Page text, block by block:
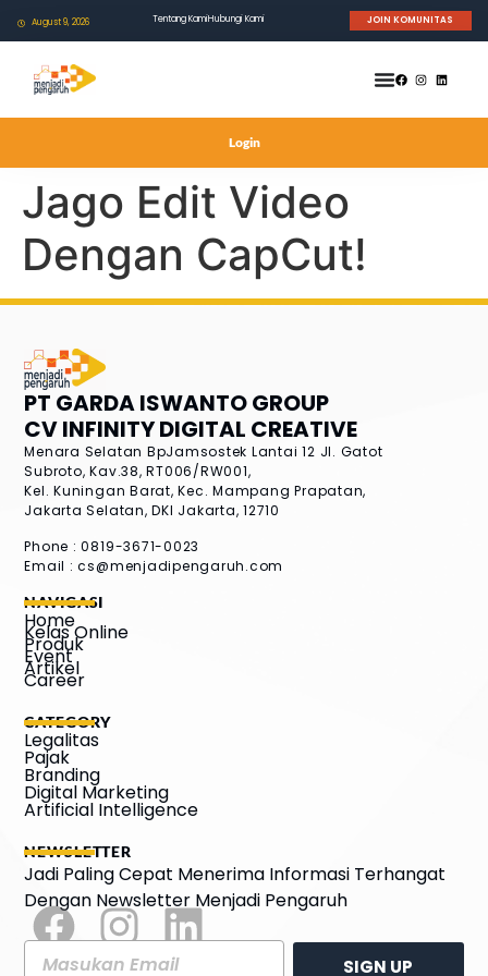
August 9, 2026 Tentang KamiHubungi Kami JOIN KOMUNITAS
Login
Jago Edit Video
Dengan CapCut!
PT GARDA ISWANTO GROUP
CV INFINITY DIGITAL CREATIVE
Menara Selatan BpJamsostek Lantai 12 Jl. Gatot
Subroto, Kav.38, RT006/RW001,
Kel. Kuningan Barat, Kec. Mampang Prapatan,
Jakarta Selatan, DKI Jakarta, 12710
Phone : 0819-3671-0023
Email :cs@menjadipengaruh.com
NAVIGASI
Home
Kelas Online
Produk
Event
Artikel
Career
CATEGORY
Legalitas
Pajak
Branding
Digital Marketing
Artificial Intelligence
NEWSLETTER
Jadi Paling Cepat Menerima Informasi Terhangat
Dengan Newsletter Menjadi Pengaruh
SIGN UP